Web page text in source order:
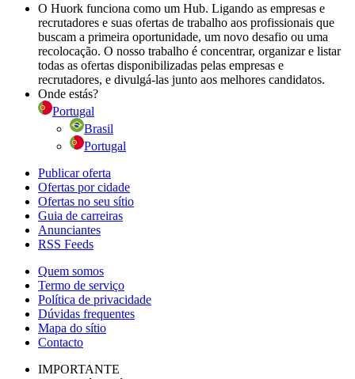
O Huork funciona como um Hub. Ligando as empresas e
recrutadores e suas ofertas de trabalho aos profissionais que
buscam a primeira oportunidade, um novo desafio ou uma
recolocação. O nosso trabalho é concentrar, organizar e listar
todas as ofertas disponibilizadas pelas empresas e
recrutadores, e divulgá-las junto aos melhores candidatos.
Onde estás?
Portugal
Brasil
Portugal
Publicar oferta
Ofertas por cidade
Ofertas no seu sítio
Guia de carreiras
Anunciantes
RSS Feeds
Quem somos
Termo de serviço
Política de privacidade
Dúvidas frequentes
Mapa do sítio
Contacto
IMPORTANTE